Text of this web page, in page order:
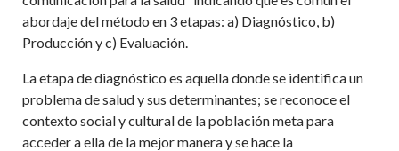
abordaje del método en 3 etapas: a) Diagnóstico, b)
Producción y c) Evaluación.
La etapa de diagnóstico es aquella donde se identifica un
problema de salud y sus determinantes; se reconoce el
contexto social y cultural de la población meta para
acceder a ella de la mejor manera y se hace la